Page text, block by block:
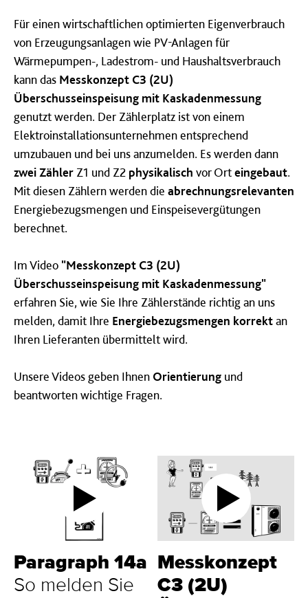
Für einen wirtschaftlichen optimierten Eigenverbrauch
von Erzeugungsanlagen wie PV-Anlagen für
Wärmepumpen-, Ladestrom- und Haushaltsverbrauch
kann das Messkonzept C3 (2U)
Überschusseinspeisung mit Kaskadenmessung
genutzt werden. Der Zählerplatz ist von einem
Elektroinstallationsunternehmen entsprechend
umzubauen und bei uns anzumelden. Es werden dann
zwei Zähler Z1 und Z2 physikalisch vor Orteingebaut.
Mit diesen Zählern werden die abrechnungsrelevanten
Energiebezugsmengen und Einspeisevergütungen
berechnet.
Im Video "Messkonzept C3 (2U)
Überschusseinspeisung mit Kaskadenmessung"
erfahren Sie, wie Sie Ihre Zählerstände richtig an uns
melden, damit Ihre Energiebezugsmengen korrektan
Ihren Lieferanten übermittelt wird.
Unsere Videos geben Ihnen Orientierung und
beantworten wichtige Fragen.
Paragraph 14a
So melden Sie
Messkonzept
C3 (2U)